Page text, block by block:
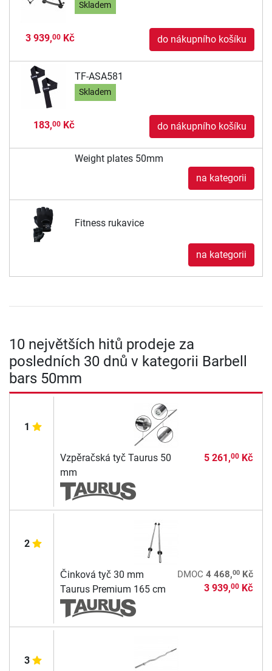
Skladem
3 939,00Kč do nákupního košíku
TF-ASA581
Skladem
183,00Kč do nákupního košíku
Weight plates 50mm
na kategorii
Fitness rukavice
na kategorii
10 největších hitů prodeje za
posledních 30 dnů v kategorii Barbell
bars 50mm
1
Vzpěračská tyč Taurus 50
mm
5 261,00Kč
2
Činková tyč 30 mm
Taurus Premium 165 cm
DMOC 4 468,00Kč
3 939,00Kč
3